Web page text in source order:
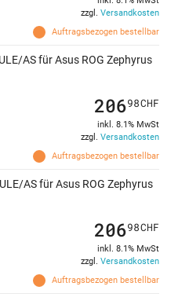
Auftragsbezogen bestellbar
zzgl. Versandkosten
AS für Asus ROG Zephyrus
Auftragsbezogen bestellbar
20698CHF
inkl. 8.1% MwSt
zzgl. Versandkosten
AS für Asus ROG Zephyrus
Auftragsbezogen bestellbar
20698CHF
inkl. 8.1% MwSt
zzgl. Versandkosten